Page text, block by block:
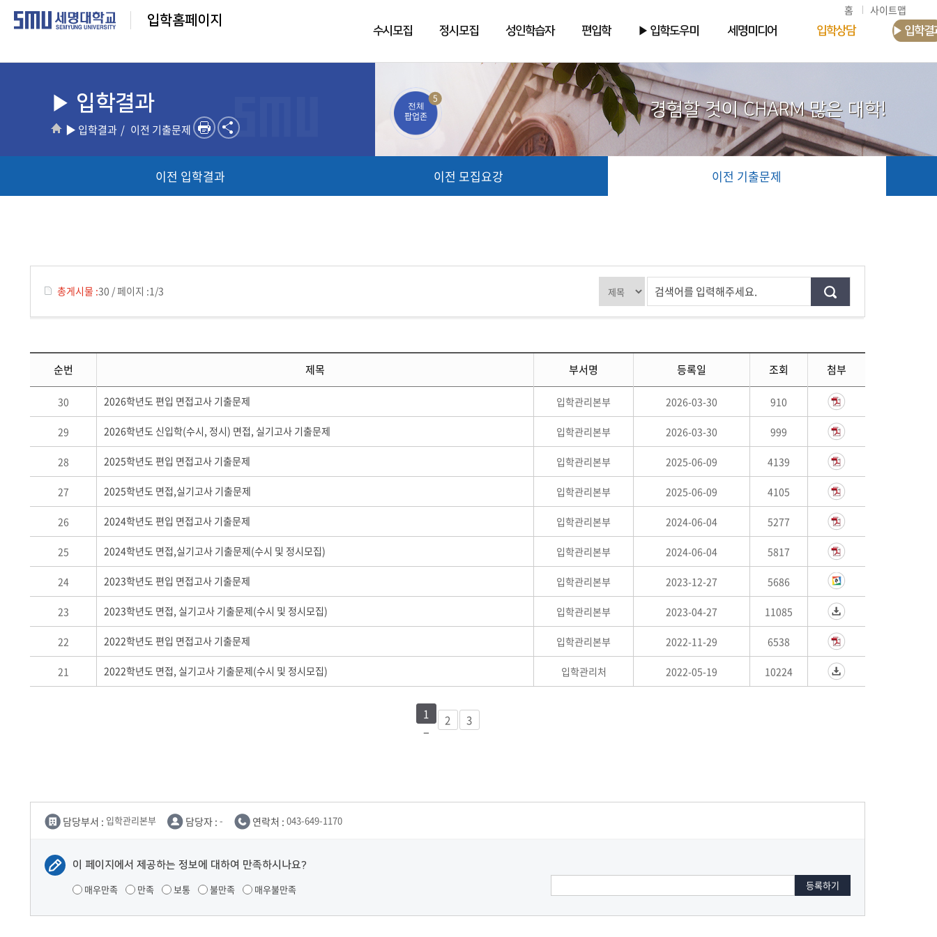
5
전체
팝업존
입학홈페이지
홈 사이트맵
수시모집 정시모집 성인학습자 편입학 ▶ 입학도우미 세명미디어 입학상담 ▶ 입학결
▶ 입학결과 경험할 것이 CHARM 많은 대학!
▶ 입학결과 이전 기출문제
이전 입학결과 이전 모집요강 이전 기출문제
총게시물 :30 /페이지 :1/3 검색어를 입력해주세요.
순번 제목 부서명 등록일 조회 첨부
30 2026학년도 편입 면접고사 기출문제 입학관리본부 2026-03-30 910
29 2026학년도 신입학(수시, 정시) 면접, 실기고사 기출문제 입학관리본부 2026-03-30 999
28 2025학년도 편입 면접고사 기출문제 입학관리본부 2025-06-09 4139
27 2025학년도 면접,실기고사 기출문제 입학관리본부 2025-06-09 4105
26 2024학년도 편입 면접고사 기출문제 입학관리본부 2024-06-04 5277
25 2024학년도 면접,실기고사 기출문제(수시 및 정시모집) 입학관리본부 2024-06-04 5817
24 2023학년도 편입 면접고사 기출문제 입학관리본부 2023-12-27 5686
23 2023학년도 면접, 실기고사 기출문제(수시 및 정시모집) 입학관리본부 2023-04-27 11085
22 2022학년도 편입 면접고사 기출문제 입학관리본부 2022-11-29 6538
21 2022학년도 면접, 실기고사 기출문제(수시 및 정시모집) 입학관리처 2022-05-19 10224
1 2 3
담당부서 : 입학관리본부 담당자 : - 연락처 : 043-649-1170
이 페이지에서 제공하는 정보에 대하여 만족하시나요?
매우만족 만족 보통 불만족 매우불만족